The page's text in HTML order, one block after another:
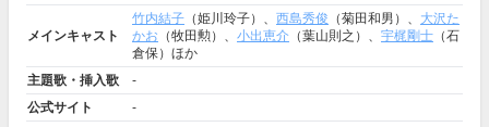
メインキャスト
竹内結子 （姫川玲子）、 西島秀俊 （菊田和男）、 大沢た
かお （牧田勲）、 小出恵介 （葉山則之）、 宇梶剛士 （石
倉保）ほか
主題歌・挿入歌
-
公式サイト
-